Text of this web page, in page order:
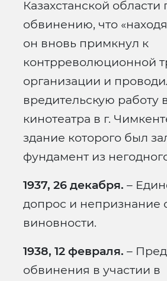
Казахстанской области
обвинению, что
он вновь примкнул к
контрреволюционной
организации и
вредительскую работу
кинотеатра в г.
здание которого был
фундамент из
1937, 26 декабря. –
допрос и непризнание
виновности.
1938, 12 февраля. –
обвинения в участии в